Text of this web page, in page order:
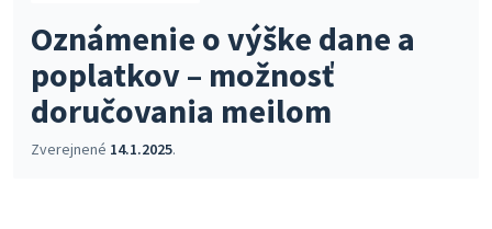
Oznámenie o výške dane a
poplatkov – možnosť
doručovania meilom
Zverejnené 14.1.2025.